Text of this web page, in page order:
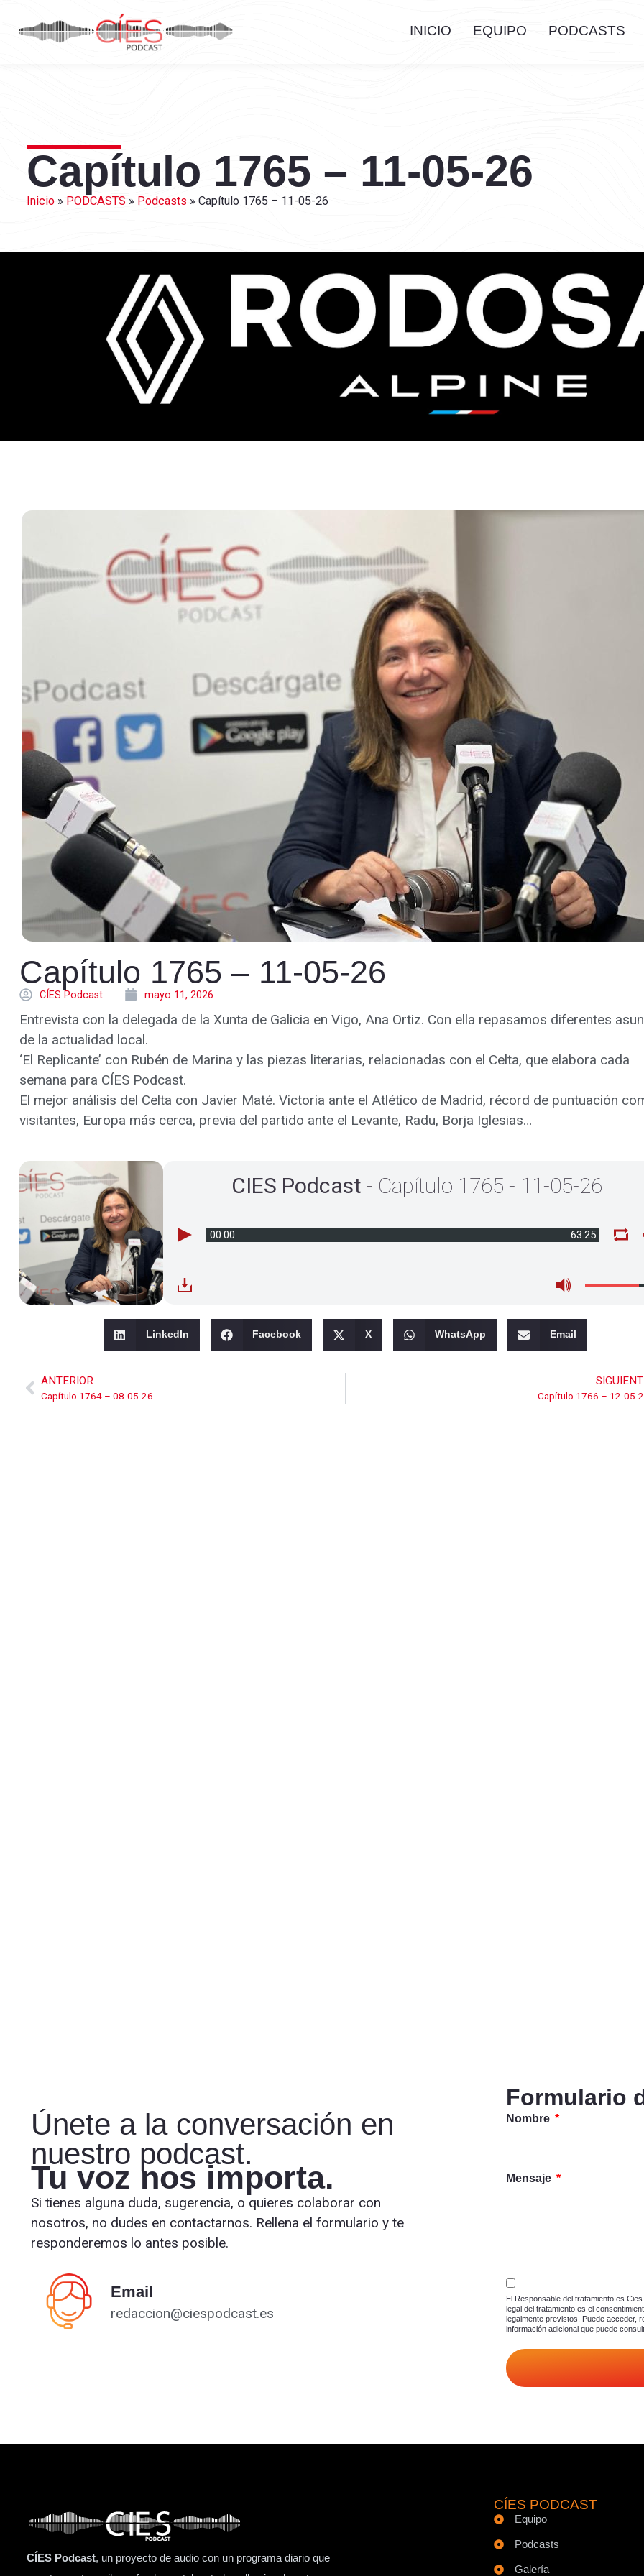
INICIO EQUIPO PODCASTS
Capítulo 1765 – 11-05-26
Inicio » PODCASTS » Podcasts » Capítulo 1765 – 11-05-26
Capítulo 1765 – 11-05-26
CÍES Podcast mayo 11, 2026
Entrevista con la delegada de la Xunta de Galicia en Vigo, Ana Ortiz. Con ella repasamos diferentes
de la actualidad local.
‘El Replicante’ con Rubén de Marina y las piezas literarias, relacionadas con el Celta, que elabora cada
semana para CÍES Podcast.
El mejor análisis del Celta con Javier Maté. Victoria ante el Atlético de Madrid, récord de puntuación
visitantes, Europa más cerca, previa del partido ante el Levante, Radu, Borja Iglesias…
CIES Podcast - Capítulo 1765 - 11-05-26
00:00 63:25
LinkedIn Facebook X WhatsApp Email
ANTERIOR
Capítulo 1764 – 08-05-26 Capítulo 1766 – 12-05-
Únete a la conversación en
nuestro podcast.
Tu voz nos importa.
Si tienes alguna duda, sugerencia, o quieres colaborar con
nosotros, no dudes en contactarnos. Rellena el formulario y te
responderemos lo antes posible.
Email
redaccion@ciespodcast.es
Formulario
Nombre
Mensaje
El Responsable del tratamiento es
legal del tratamiento es el
legalmente previstos. Puede acceder,
información adicional que puede
CÍES Podcast, un proyecto de audio con un programa diario que
CÍES PODCAST
Equipo
Podcasts
Galería